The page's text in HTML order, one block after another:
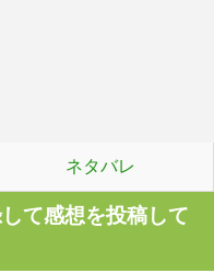
ネタバレ
て感想を投稿して